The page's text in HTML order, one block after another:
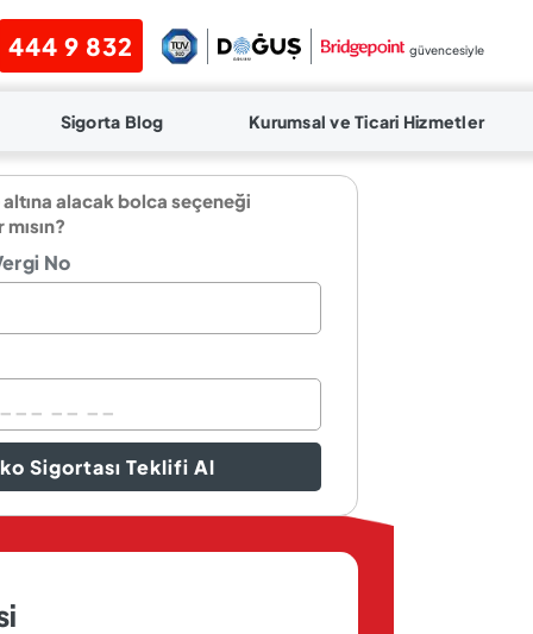
444 9 832 güvencesiyle
Sigorta Blog Kurumsal ve Ticari Hizmetler
altına alacak bolca seçeneği
No
Sigortası Teklifi Al